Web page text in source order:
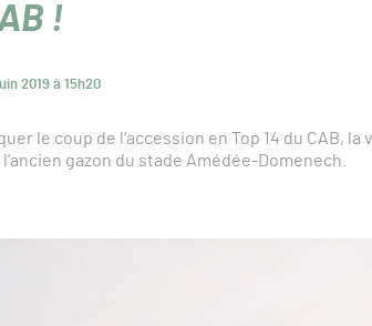
!
2019 à 15h20
le coup de l’accession en Top 14 du CAB,
gazon du stade Amédée-Domenech.